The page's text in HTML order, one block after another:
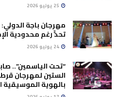
مهرجان باجة
تحدٍّ رغم محدودية
“تحت الياسمين”..
الستين لمهرجان
بالهوية الموسيقية